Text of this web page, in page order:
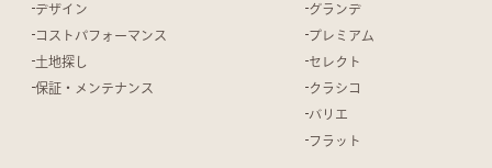
デザイン
コストパフォーマンス
土地探し
保証・メンテナンス
グランデ
プレミアム
セレクト
クラシコ
バリエ
フラット